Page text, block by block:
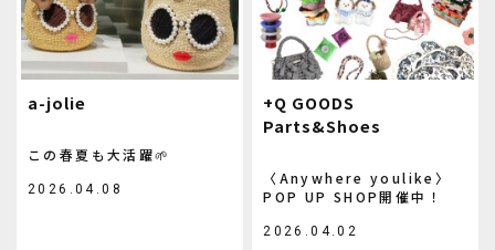
a-jolie
この春夏も大活躍🌱
2026.04.08
+Q GOODS
Parts&Shoes
〈Anywhere youlike〉
POP UP SHOP開催中！
2026.04.02